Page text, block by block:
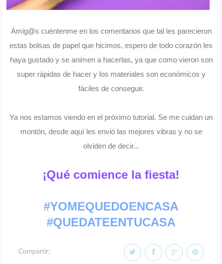
Amig@s cuéntenme en los comentarios que tal les parecieron
estas bolsas de papel que hicimos, espero de todo corazón les
haya gustado y se animen a hacerlas, ya que como vieron son
super rápidas de hacer y los materiales son económicos y
fáciles de conseguir.
Ya nos estamos viendo en el próximo tutorial. Se me cuidan un
montón, desde aquí les envió las mejores vibras y no se
olviden de decir...
¡Qué comience la fiesta!
#YOMEQUEDOENCASA
#QUEDATEENTUCASA
Compartir: